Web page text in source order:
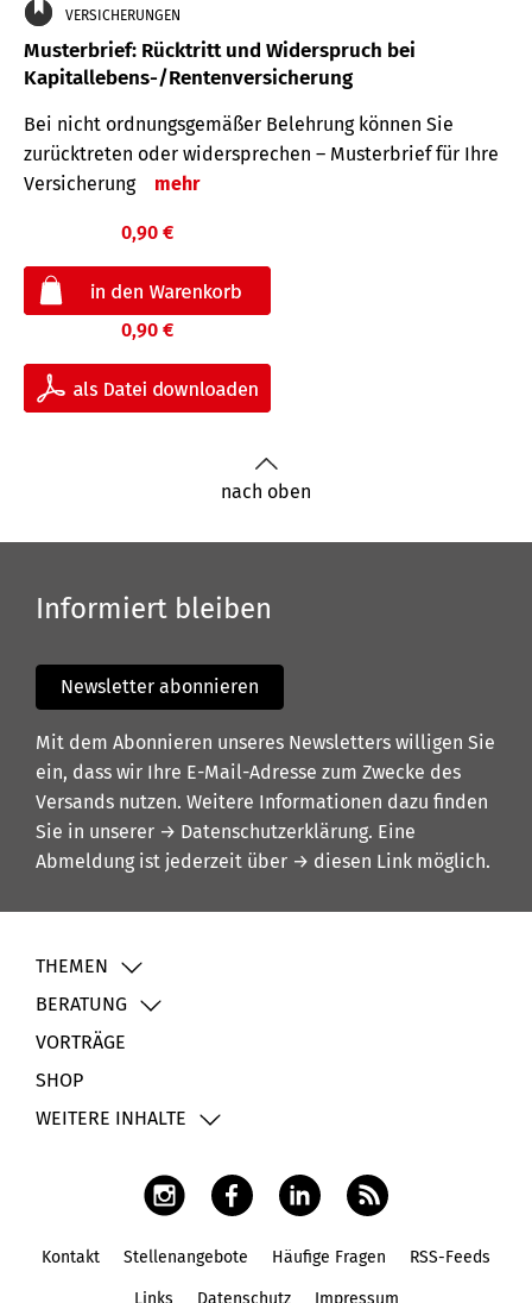
VERSICHERUNGEN
Musterbrief: Rücktritt und Widerspruch bei
Kapitallebens-/Rentenversicherung
Bei nicht ordnungsgemäßer Belehrung können Sie
zurücktreten oder widersprechen – Musterbrief für Ihre
Versicherung
mehr
0,90 €
0,90 €
nach oben
Informiert bleiben
Newsletter abonnieren
Mit dem Abonnieren unseres Newsletters willigen Sie
ein, dass wir Ihre E-Mail-Adresse zum Zwecke des
Versands nutzen. Weitere Informationen dazu finden
Sie in unserer → Datenschutzerklärung. Eine
Abmeldung ist jederzeit über → diesen Link möglich.
THEMEN
BERATUNG
VORTRÄGE
SHOP
WEITERE INHALTE
Kontakt Stellenangebote Häufige Fragen RSS-Feeds